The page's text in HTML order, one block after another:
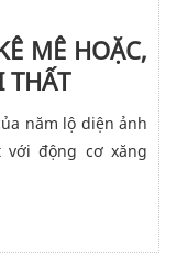
MÊ HOẶC,
THẤT
năm lộ diện ảnh
với động cơ xăng